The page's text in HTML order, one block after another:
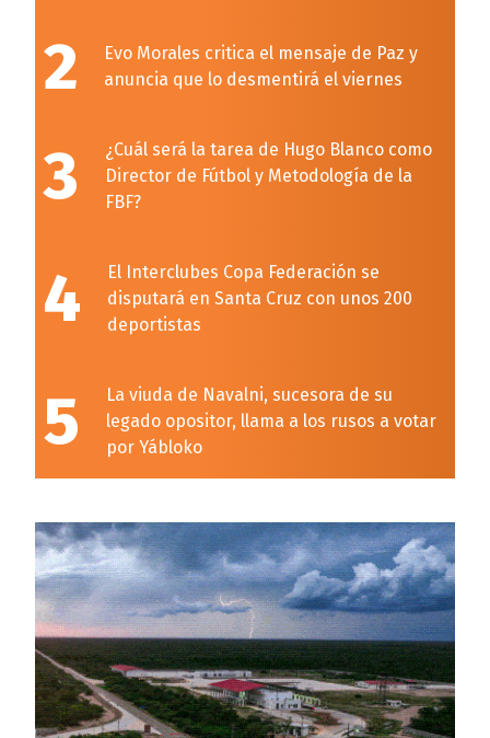
2
Evo Morales critica el mensaje de Paz y
anuncia que lo desmentirá el viernes
3
¿Cuál será la tarea de Hugo Blanco como
Director de Fútbol y Metodología de la
FBF?
4
El Interclubes Copa Federación se
disputará en Santa Cruz con unos 200
deportistas
5
La viuda de Navalni, sucesora de su
legado opositor, llama a los rusos a votar
por Yábloko